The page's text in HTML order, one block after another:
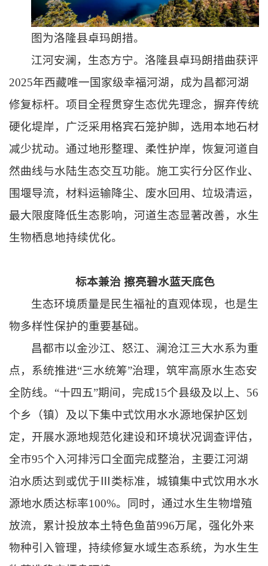
图为洛隆县卓玛朗措。
江河安澜，生态方宁。洛隆县卓玛朗措曲获评
2025年西藏唯一国家级幸福河湖，成为昌都河湖
修复标杆。项目全程贯穿生态优先理念，摒弃传统
硬化堤岸，广泛采用格宾石笼护脚，选用本地石材
减少扰动。通过地形整理、柔性护岸，恢复河道自
然曲线与水陆生态交互功能。施工实行分区作业、
围堰导流，材料运输降尘、废水回用、垃圾清运，
最大限度降低生态影响，河道生态显著改善，水生
生物栖息地持续优化。
标本兼治 擦亮碧水蓝天底色
生态环境质量是民生福祉的直观体现，也是生
物多样性保护的重要基础。
昌都市以金沙江、怒江、澜沧江三大水系为重
点，系统推进“三水统筹”治理，筑牢高原水生态安
全防线。“十四五”期间，完成15个县级及以上、56
个乡（镇）及以下集中式饮用水水源地保护区划
定，开展水源地规范化建设和环境状况调查评估，
全市95个入河排污口全面完成整治，主要江河湖
泊水质达到或优于Ⅲ类标准，城镇集中式饮用水水
源地水质达标率100%。同时，通过水生生物增殖
放流，累计投放本土特色鱼苗996万尾，强化外来
物种引入管理，持续修复水域生态系统，为水生生